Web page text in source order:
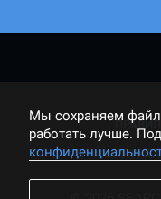
Мы cохраняем
работать лучше.